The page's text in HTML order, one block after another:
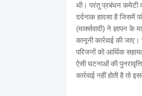
थी। परंतु प्रबंधन कमेटी
दर्दनाक हादसा है जिसमें
(मार्क्सवादी) ने ज्ञापन
कानूनी कार्रवाई की
परिजनों को आर्थिक
ऐसी घटनाओं की
कार्रवाई नहीं होती है